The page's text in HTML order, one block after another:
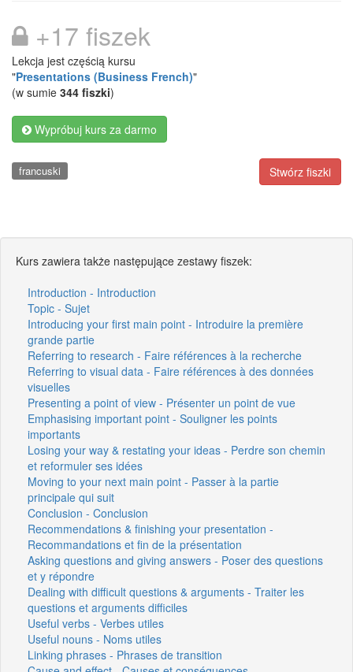
+17 fiszek
Lekcja jest częścią kursu
"Presentations (Business French)"
(w sumie 344 fiszki)
Wypróbuj kurs za darmo
Stwórz fiszki
francuski
Kurs zawiera także następujące zestawy fiszek:
Introduction - Introduction
Topic - Sujet
Introducing your first main point - Introduire la première
grande partie
Referring to research - Faire références à la recherche
Referring to visual data - Faire références à des données
visuelles
Presenting a point of view - Présenter un point de vue
Emphasising important point - Souligner les points
importants
Losing your way & restating your ideas - Perdre son chemin
et reformuler ses idées
Moving to your next main point - Passer à la partie
principale qui suit
Conclusion - Conclusion
Recommendations & finishing your presentation -
Recommandations et fin de la présentation
Asking questions and giving answers - Poser des questions
et y répondre
Dealing with difficult questions & arguments - Traiter les
questions et arguments difficiles
Useful verbs - Verbes utiles
Useful nouns - Noms utiles
Linking phrases - Phrases de transition